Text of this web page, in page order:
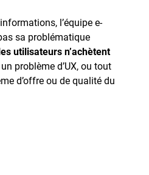
l’équipe e-
sa problématique
utilisateurs n’achètent
problème d’UX, ou tout
d’offre ou de qualité du